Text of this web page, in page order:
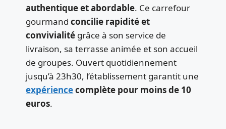
authentique et abordable. Ce carrefour
gourmandconcilie rapidité et
convivialité grâce à son service de
livraison, sa terrasse animée et son accueil
de groupes. Ouvert quotidiennement
jusqu’à 23h30, l’établissement garantit une
expériencecomplète pour moins de 10
euros.